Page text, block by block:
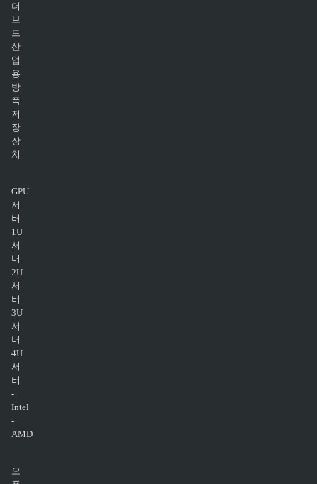
더
보
드
산
업
용
방
폭
저
장
장
치
GPU
서
버
1U
서
버
2U
서
버
3U
서
버
4U
서
버
-
Intel
-
AMD
오